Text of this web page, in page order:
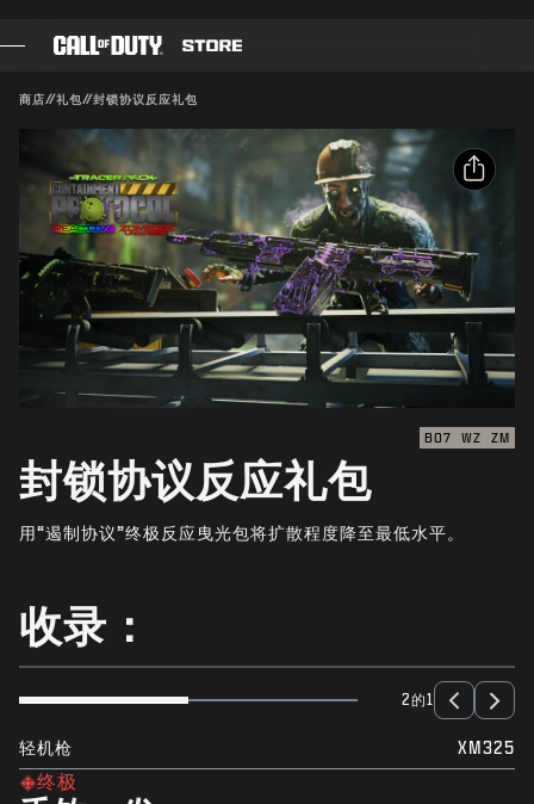
战斗通行证
黑色组织
使命召唤点数
装备商店
游戏
新闻
电竞
商店//礼包//封锁协议反应礼包
兼容对象：
确认购买
取消
动视有权随时更新、替换或删除此游戏内容。
分享
电子邮件
Facebook
X
复制链接
BO7 WZ ZM
封锁协议反应礼包
用“遏制协议”终极反应曳光包将扩散程度降至最低水平。
收录：
2的1
轻机枪 XM325
终极